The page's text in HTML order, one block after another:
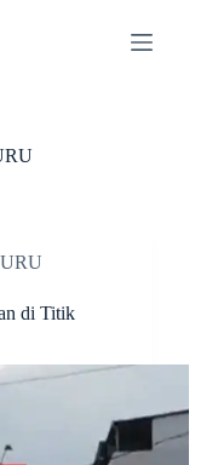
di Titik